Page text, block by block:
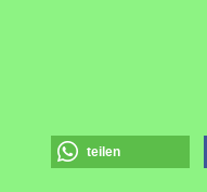
teilen